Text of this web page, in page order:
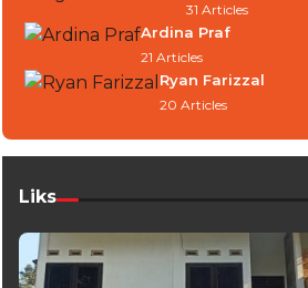
31 Articles
Ardina Praf
21 Articles
Ryan Farizzal
20 Articles
Liks